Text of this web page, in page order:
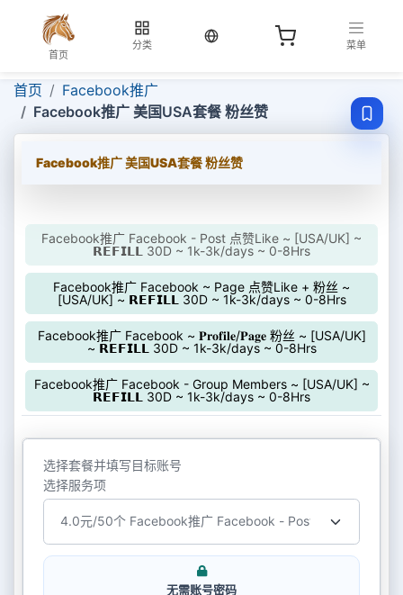
首页
分类
当前语言：中文
菜单
首页
Facebook推广
Facebook推广 美国USA套餐 粉丝赞
Facebook推广 美国USA套餐 粉丝赞
Facebook推广 Facebook - Post 点赞Like ~ [USA/UK] ~
𝗥𝗘𝗙𝗜𝗟𝗟 30D ~ 1k-3k/days ~ 0-8Hrs
Facebook推广 Facebook ~ Page 点赞Like + 粉丝 ~
[USA/UK] ~ 𝗥𝗘𝗙𝗜𝗟𝗟 30D ~ 1k-3k/days ~ 0-8Hrs
Facebook推广 Facebook ~ 𝐏𝐫𝐨𝐟𝐢𝐥𝐞/𝐏𝐚𝐠𝐞 粉丝 ~ [USA/UK]
~ 𝗥𝗘𝗙𝗜𝗟𝗟 30D ~ 1k-3k/days ~ 0-8Hrs
Facebook推广 Facebook - Group Members ~ [USA/UK] ~
𝗥𝗘𝗙𝗜𝗟𝗟 30D ~ 1k-3k/days ~ 0-8Hrs
选择套餐并填写目标账号
选择服务项
无需账号密码